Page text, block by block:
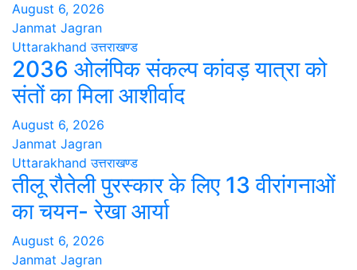
August 6, 2026
Janmat Jagran
Uttarakhand उत्तराखण्ड
2036 ओलंपिक संकल्प कांवड़ यात्रा को
संतों का मिला आशीर्वाद
August 6, 2026
Janmat Jagran
Uttarakhand उत्तराखण्ड
तीलू रौतेली पुरस्कार के लिए 13 वीरांगनाओं
का चयन- रेखा आर्या
August 6, 2026
Janmat Jagran